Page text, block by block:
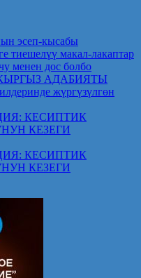
эсеп-кысабы
тиешелүү макал-лакаптар
менен дос болбо
АДАБИЯТЫ
жүргүзүлгөн
КЕСИПТИК
КЕЗЕГИ
КЕСИПТИК
КЕЗЕГИ